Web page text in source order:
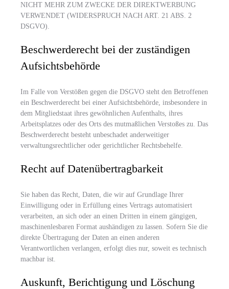
NICHT MEHR ZUM ZWECKE DER DIREKTWERBUNG
VERWENDET (WIDERSPRUCH NACH ART. 21 ABS. 2
DSGVO).
Beschwerde­recht bei der zuständigen
Aufsichts­behörde
Im Falle von Verstößen gegen die DSGVO steht den Betroffenen
ein Beschwerderecht bei einer Aufsichtsbehörde, insbesondere in
dem Mitgliedstaat ihres gewöhnlichen Aufenthalts, ihres
Arbeitsplatzes oder des Orts des mutmaßlichen Verstoßes zu. Das
Beschwerderecht besteht unbeschadet anderweitiger
verwaltungsrechtlicher oder gerichtlicher Rechtsbehelfe.
Recht auf Daten­übertrag­barkeit
Sie haben das Recht, Daten, die wir auf Grundlage Ihrer
Einwilligung oder in Erfüllung eines Vertrags automatisiert
verarbeiten, an sich oder an einen Dritten in einem gängigen,
maschinenlesbaren Format aushändigen zu lassen. Sofern Sie die
direkte Übertragung der Daten an einen anderen
Verantwortlichen verlangen, erfolgt dies nur, soweit es technisch
machbar ist.
Auskunft, Berichtigung und Löschung